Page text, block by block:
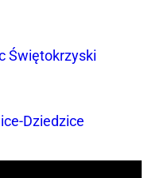
Świętokrzyski
Dziedzice